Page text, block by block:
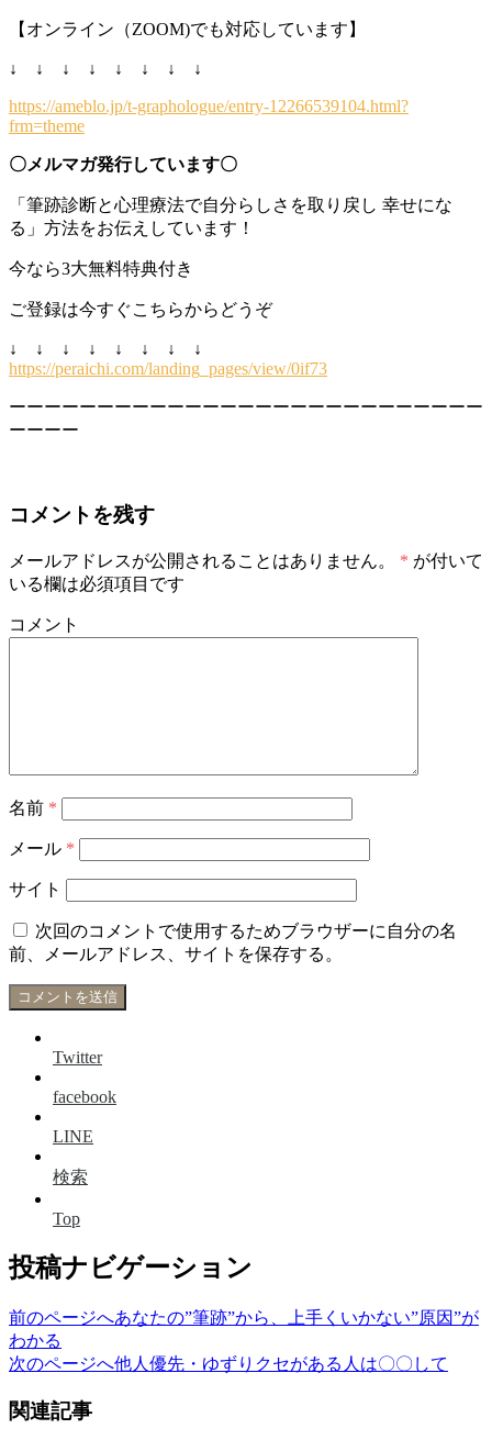
【オンライン（ZOOM)でも対応しています】
↓ ↓ ↓ ↓ ↓ ↓ ↓ ↓
https://ameblo.jp/t-graphologue/entry-12266539104.html?
frm=theme
〇メルマガ発行しています〇
「筆跡診断と心理療法で自分らしさを取り戻し 幸せにな
る」方法をお伝えしています！
今なら3大無料特典付き
ご登録は今すぐこちらからどうぞ
↓ ↓ ↓ ↓ ↓ ↓ ↓ ↓
https://peraichi.com/landing_pages/view/0if73
ーーーーーーーーーーーーーーーーーーーーーーーーーーー
ーーーー
コメントを残す
メールアドレスが公開されることはありません。 * が付いて
いる欄は必須項目です
コメント
名前 *
メール *
サイト
次回のコメントで使用するためブラウザーに自分の名
前、メールアドレス、サイトを保存する。
Twitter
facebook
LINE
検索
Top
投稿ナビゲーション
前のページへあなたの”筆跡”から、上手くいかない”原因”が
わかる
次のページへ他人優先・ゆずりクセがある人は〇〇して
関連記事